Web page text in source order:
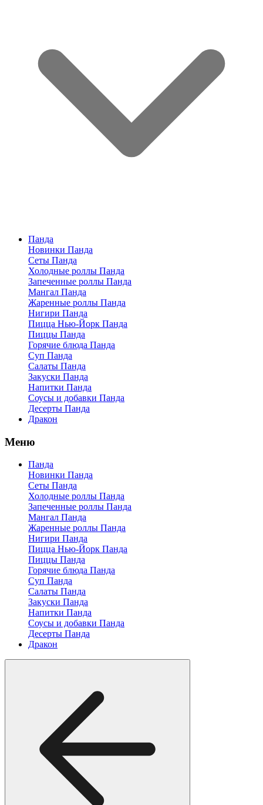
Панда
Новинки Панда
Сеты Панда
Холодные роллы Панда
Запеченные роллы Панда
Мангал Панда
Жаренные роллы Панда
Нигири Панда
Пицца Нью-Йорк Панда
Пиццы Панда
Горячие блюда Панда
Суп Панда
Салаты Панда
Закуски Панда
Напитки Панда
Соусы и добавки Панда
Десерты Панда
Дракон
Меню
Панда
Новинки Панда
Сеты Панда
Холодные роллы Панда
Запеченные роллы Панда
Мангал Панда
Жаренные роллы Панда
Нигири Панда
Пицца Нью-Йорк Панда
Пиццы Панда
Горячие блюда Панда
Суп Панда
Салаты Панда
Закуски Панда
Напитки Панда
Соусы и добавки Панда
Десерты Панда
Дракон